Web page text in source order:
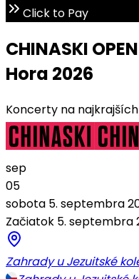
Click to Pay
CHINASKI
Hora 2026
Koncerty na
sep
05
sobota 5. septembra
Začiatok 5. septembra
Zahrady u Jezuitské